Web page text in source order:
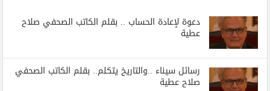
دعوة لإعادة الحساب .. بقلم الكاتب الصحفي صلاح
عطية
رسائل‭ ‬سيناء‭.. ‬والتاريخ‭ ‬يتكلم.. بقلم الكاتب الصحفي
صلاح عطية